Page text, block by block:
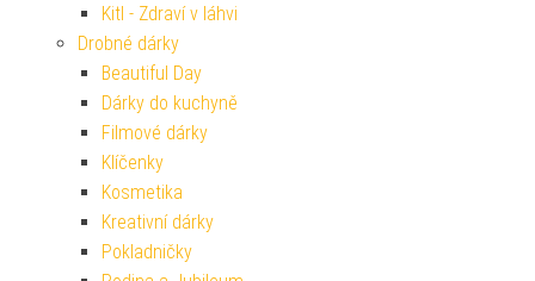
Kitl - Zdraví v láhvi
Drobné dárky
Beautiful Day
Dárky do kuchyně
Filmové dárky
Klíčenky
Kosmetika
Kreativní dárky
Pokladničky